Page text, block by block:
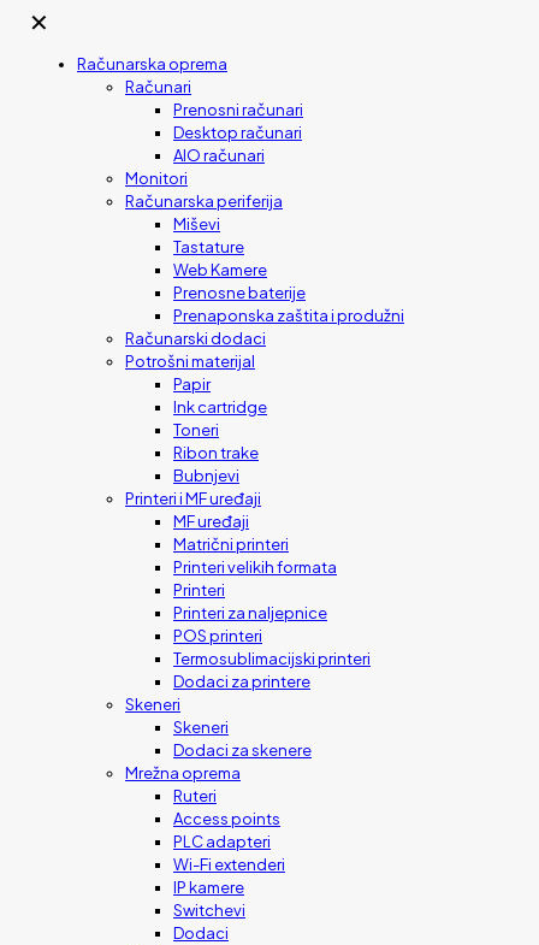
✕
Računarska oprema
Računari
Prenosni računari
Desktop računari
AIO računari
Monitori
Računarska periferija
Miševi
Tastature
Web Kamere
Prenosne baterije
Prenaponska zaštita i produžni
Računarski dodaci
Potrošni materijal
Papir
Ink cartridge
Toneri
Ribon trake
Bubnjevi
Printeri i MF uređaji
MF uređaji
Matrični printeri
Printeri velikih formata
Printeri
Printeri za naljepnice
POS printeri
Termosublimacijski printeri
Dodaci za printere
Skeneri
Skeneri
Dodaci za skenere
Mrežna oprema
Ruteri
Access points
PLC adapteri
Wi-Fi extenderi
IP kamere
Switchevi
Dodaci